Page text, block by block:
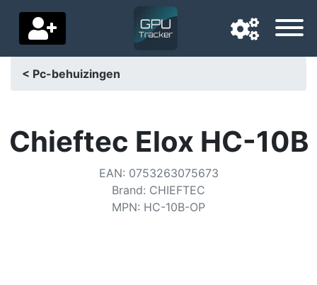
Favoriete bezorgland
< Pc-behuizingen
Chieftec Elox HC-10B
EAN: 0753263075673
Brand: CHIEFTEC
MPN: HC-10B-OP